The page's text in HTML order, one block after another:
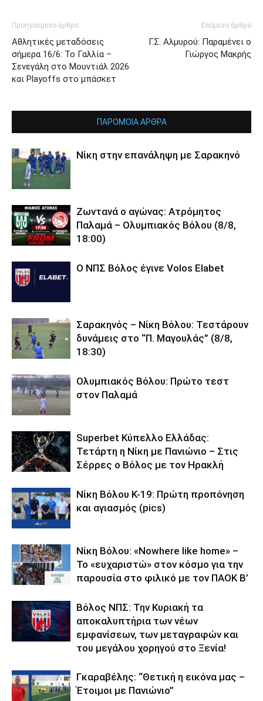
Προηγούμενο άρθρο
Αθλητικές μεταδόσεις
σήμερα 16/6: Το Γαλλία –
Σενεγάλη στο Μουντιάλ 2026
και Playoffs στο μπάσκετ
Επόμενο άρθρο
Γ.Σ. Αλμυρού: Παραμένει ο
Γιώργος Μακρής
ΠΑΡΟΜΟΙΑ ΑΡΘΡΑ
Νίκη στην επανάληψη με Σαρακηνό
Ζωντανά ο αγώνας: Ατρόμητος
Παλαμά – Ολυμπιακός Βόλου (8/8,
18:00)
O ΝΠΣ Βόλος έγινε Volos Elabet
Σαρακηνός – Νίκη Βόλου: Τεστάρουν
δυνάμεις στο “Π. Μαγουλάς” (8/8,
18:30)
Ολυμπιακός Βόλου: Πρώτο τεστ
στον Παλαμά
Superbet Κύπελλο Ελλάδας:
Τετάρτη η Νίκη με Πανιώνιο – Στις
Σέρρες ο Βόλος με τον Ηρακλή
Νίκη Βόλου Κ-19: Πρώτη προπόνηση
και αγιασμός (pics)
Νίκη Βόλου: «Nowhere like home» –
Το «ευχαριστώ» στον κόσμο για την
παρουσία στο φιλικό με τον ΠΑΟΚ Β’
Βόλος ΝΠΣ: Την Κυριακή τα
αποκαλυπτήρια των νέων
εμφανίσεων, των μεταγραφών και
του μεγάλου χορηγού στο Ξενία!
Γκαραβέλης: “Θετική η εικόνα μας –
Έτοιμοι με Πανιώνιο”